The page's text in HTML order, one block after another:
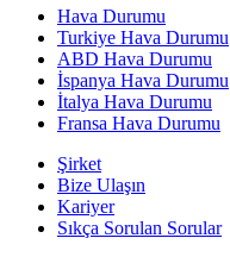
Hava Durumu
Turkiye Hava Durumu
ABD Hava Durumu
İspanya Hava Durumu
İtalya Hava Durumu
Fransa Hava Durumu
Şirket
Bize Ulaşın
Kariyer
Sıkça Sorulan Sorular